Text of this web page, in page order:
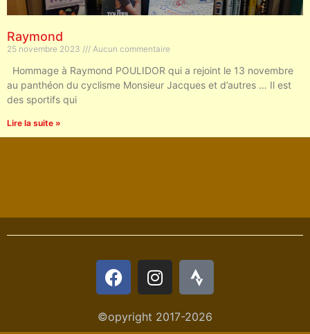
Raymond
25 novembre 2023 Aucun commentaire
Hommage à Raymond POULIDOR qui a rejoint le 13 novembre
au panthéon du cyclisme Monsieur Jacques et d’autres … Il est
des sportifs qui
Lire la suite »
©opyright 2017-2026